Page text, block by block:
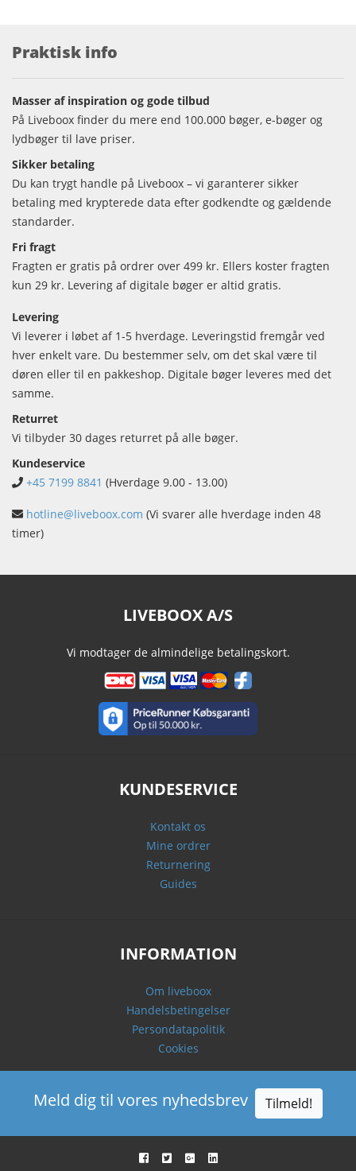
Praktisk info
Masser af inspiration og gode tilbud
På Liveboox finder du mere end 100.000 bøger, e-bøger og
lydbøger til lave priser.
Sikker betaling
Du kan trygt handle på Liveboox – vi garanterer sikker
betaling med krypterede data efter godkendte og gældende
standarder.
Fri fragt
Fragten er gratis på ordrer over 499 kr. Ellers koster fragten
kun 29 kr. Levering af digitale bøger er altid gratis.
Levering
Vi leverer i løbet af 1-5 hverdage. Leveringstid fremgår ved
hver enkelt vare. Du bestemmer selv, om det skal være til
døren eller til en pakkeshop. Digitale bøger leveres med det
samme.
Returret
Vi tilbyder 30 dages returret på alle bøger.
Kundeservice
+45 7199 8841 (Hverdage 9.00 - 13.00)
hotline@liveboox.com (Vi svarer alle hverdage inden 48
timer)
LIVEBOOX A/S
Vi modtager de almindelige betalingskort.
KUNDESERVICE
Kontakt os
Mine ordrer
Returnering
Guides
INFORMATION
Om liveboox
Handelsbetingelser
Persondatapolitik
Cookies
Meld dig til vores nyhedsbrev Tilmeld!